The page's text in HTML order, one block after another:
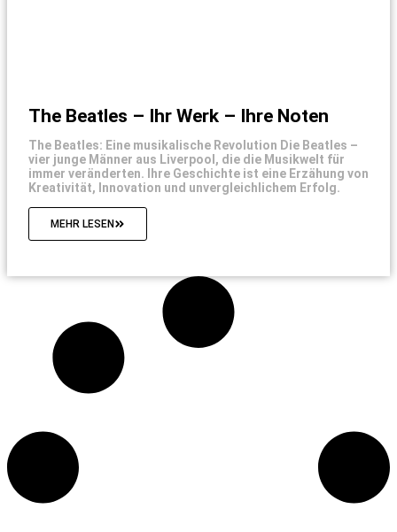
The Beatles – Ihr Werk – Ihre Noten
The Beatles: Eine musikalische Revolution Die Beatles –
vier junge Männer aus Liverpool, die die Musikwelt für
immer veränderten. Ihre Geschichte ist eine Erzähung von
Kreativität, Innovation und unvergleichlichem Erfolg.
MEHR LESEN